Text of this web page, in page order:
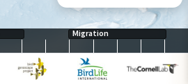
Los siguientes socios contribuyeron
Migration